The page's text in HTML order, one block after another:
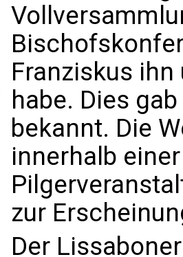
Franziskus
habe. Dies gab
bekannt. Die
innerhalb
zur
Der